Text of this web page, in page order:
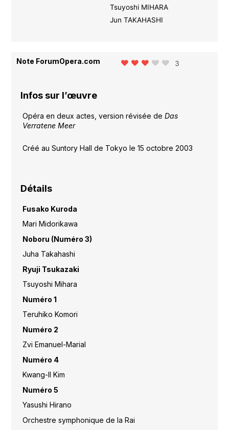
Tsuyoshi MIHARA
Jun TAKAHASHI
Note ForumOpera.com 3
Infos sur l’œuvre
Opéra en deux actes, version révisée de Das
Verratene Meer
Créé au Suntory Hall de Tokyo le 15 octobre 2003
Détails
Fusako Kuroda
Mari Midorikawa
Noboru (Numéro 3)
Juha Takahashi
Ryuji Tsukazaki
Tsuyoshi Mihara
Numéro 1
Teruhiko Komori
Numéro 2
Zvi Emanuel-Marial
Numéro 4
Kwang-Il Kim
Numéro 5
Yasushi Hirano
Orchestre symphonique de la Rai